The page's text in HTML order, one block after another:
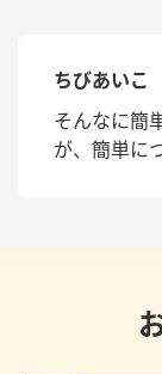
ちびあいこ
そんなに簡
が、簡単に